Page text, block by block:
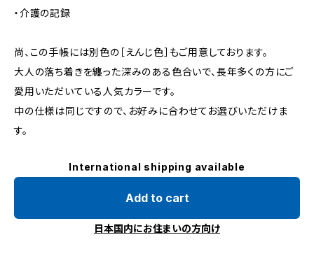
・介護の記録
尚、この手帳には別色の［えんじ色］もご用意しております。
大人の落ち着きを纏った深みのある色合いで、長年多くの方にご
愛用いただいている人気カラーです。
中の仕様は同じですので、お好みに合わせてお選びいただけま
す。
International shipping available
Add to cart
日本国内にお住まいの方向け